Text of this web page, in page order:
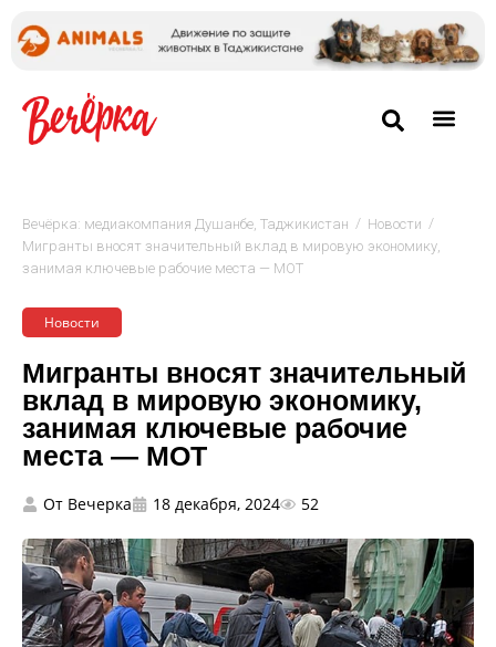
Вечёрка: медиакомпания Душанбе, Таджикистан / Новости /
Мигранты вносят значительный вклад в мировую экономику,
занимая ключевые рабочие места — МОТ
Новости
Мигранты вносят значительный
вклад в мировую экономику,
занимая ключевые рабочие
места — МОТ
От Вечерка 18 декабря, 2024 52